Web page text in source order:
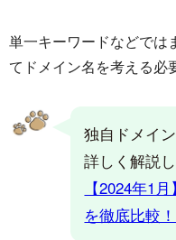
単一キーワードなどでは
てドメイン名を考える必
独自ドメイ
詳しく解説
【2024年1
を徹底比較